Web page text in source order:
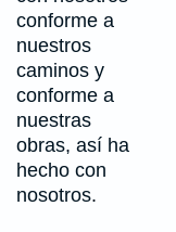
conforme a
nuestros
caminos y
conforme a
nuestras
obras, así ha
hecho con
nosotros.